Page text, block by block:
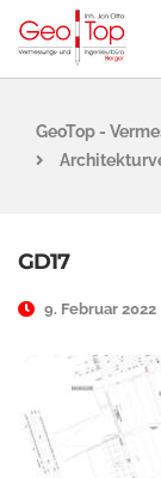
GeoTop -
GD17
9. Februar 2022